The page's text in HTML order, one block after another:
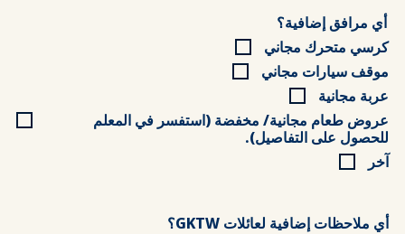
أي مرافق إضافية؟
كرسي متحرك مجاني
موقف سيارات مجاني
عربة مجانية
عروض طعام مجانية/ مخفضة (استفسر في المعلم
للحصول على التفاصيل).
آخر
أي ملاحظات إضافية لعائلات GKTW؟